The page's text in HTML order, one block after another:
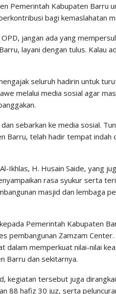
Pemerintah Kabupaten Barru
bagi kemaslahatan
jangan ada yang
layani dengan tulus. Kalau
seluruh hadirin untuk
melalui media sosial agar
sebarkan ke media sosial.
Barru, telah hadir tempat indah
Ikhlas, H. Husain Saide, yang
rasa syukur serta
masjid dan lembaga
Pemerintah Kabupaten
pembangunan Zamzam
dalam memperkuat nilai-nilai
Barru dan sekitarnya.
kegiatan tersebut juga
88 hafiz 30 juz, serta